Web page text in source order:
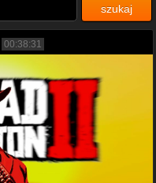
szukaj
00:38:31